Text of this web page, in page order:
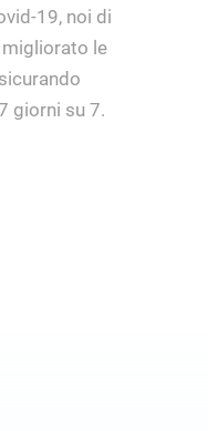
19, noi di
migliorato le
giorni su 7.